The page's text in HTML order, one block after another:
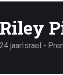
Riley
24 jaarIsrael -